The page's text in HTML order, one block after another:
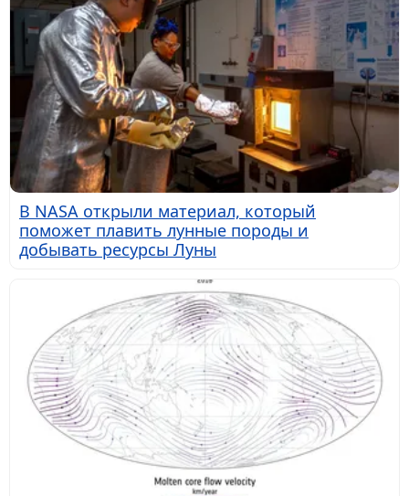
В NASA открыли материал, который
поможет плавить лунные породы и
добывать ресурсы Луны